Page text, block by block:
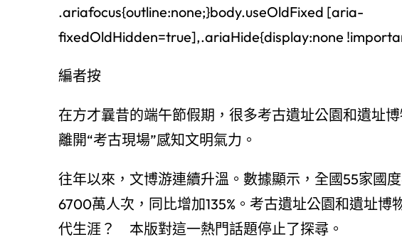
.ariafocus{outline:none;}body.useOldFixed [aria-
fixedOldHidden=true],.ariaHide{display:none
編者按
在方才曩昔的端午節假期，很多考古遺址公園和遺址
離開“考古現場”感知文明氣力。
往年以來，文博游連續升溫。數據顯示，全國55家國
6700萬人次，同比增加135%。考古遺址公園和遺址
代生涯？ 本版對這一熱門話題停止了探尋。